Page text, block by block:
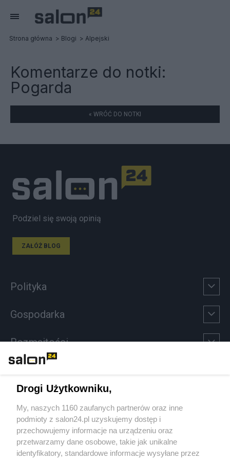
Strona główna Blogi Alpejski
Komentarze do notki:
Pogarda
« WRÓĆ DO NOTKI
Podziel się swoją opinią
ZAŁÓŻ BLOG
Polityka
Gospodarka
Rozmaitości
Sport
Społeczeństwo
Kultura
Drogi Użytkowniku,
My, naszych 1160 zaufanych partnerów oraz inne
podmioty z salon24.pl uzyskujemy dostęp i
przechowujemy informacje na urządzeniu oraz
przetwarzamy dane osobowe, takie jak unikalne
identyfikatory, standardowe informacje wysyłane przez